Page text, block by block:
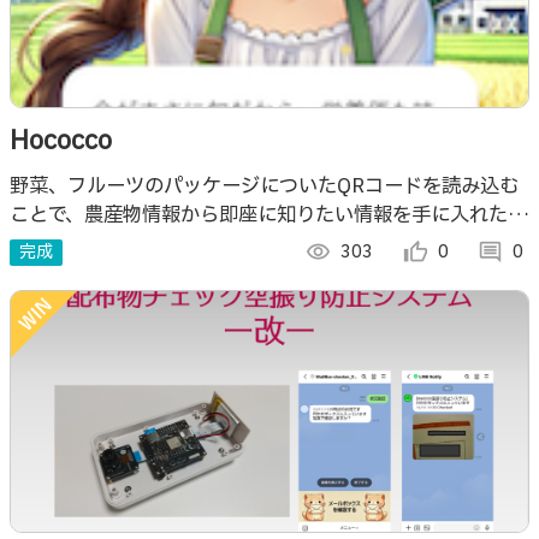
Hococco
野菜、フルーツのパッケージについたQRコードを読み込む
ことで、農産物情報から即座に知りたい情報を手に入れた
り、生産者へ感想を送れたり、直接購入できたりします。
完成 visibility 303 thumb_up_alt 0 comment 0